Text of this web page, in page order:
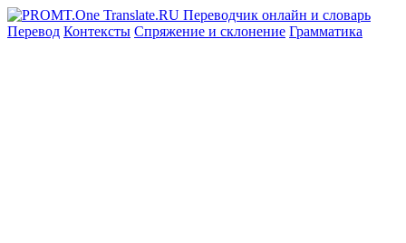
Перевод Контексты Спряжение и склонение Грамматика